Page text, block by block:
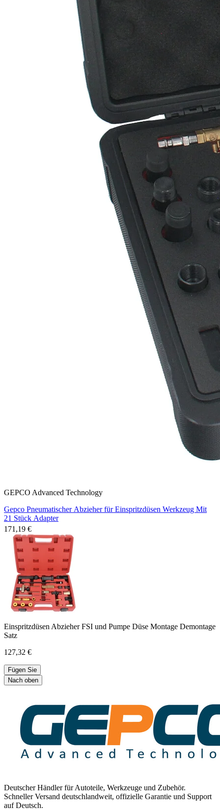
GEPCO Advanced Technology
Gepco Pneumatischer Abzieher für Einspritzdüsen Werkzeug Mit
21 Stück Adapter
171,19 €
Einspritzdüsen Abzieher FSI und Pumpe Düse Montage Demontage
Satz
127,32 €
Fügen Sie
Nach oben
Deutscher Händler für Autoteile, Werkzeuge und Zubehör.
Schneller Versand deutschlandweit, offizielle Garantie und Support
auf Deutsch.